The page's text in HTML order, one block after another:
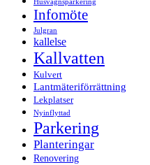
Husvagnsparkering
Infomöte
Julgran
kallelse
Kallvatten
Kulvert
Lantmäteriförrättning
Lekplatser
Nyinflyttad
Parkering
Planteringar
Renovering